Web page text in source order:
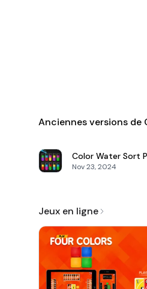
Anciennes versions de
Color Water Sort
Nov 23, 2024
Jeux en ligne